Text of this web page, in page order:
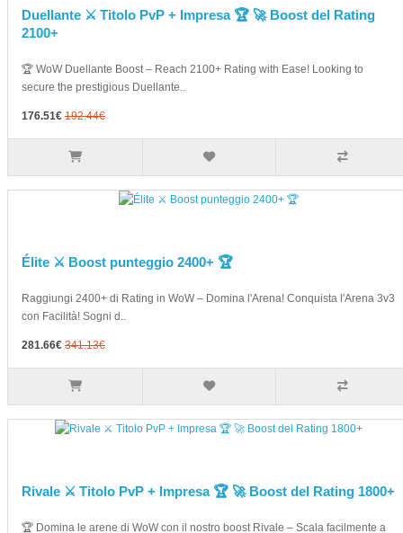
Duellante ⚔️ Titolo PvP + Impresa 🏆 🚀 Boost del Rating
2100+
🏆 WoW Duellante Boost – Reach 2100+ Rating with Ease! Looking to
secure the prestigious Duellante..
176.51€ 192.44€
Élite ⚔️ Boost punteggio 2400+ 🏆
Raggiungi 2400+ di Rating in WoW – Domina l'Arena! Conquista l'Arena 3v3
con Facilità! Sogni d..
281.66€ 341.13€
Rivale ⚔️ Titolo PvP + Impresa 🏆 🚀 Boost del Rating 1800+
🏆 Domina le arene di WoW con il nostro boost Rivale – Scala facilmente a